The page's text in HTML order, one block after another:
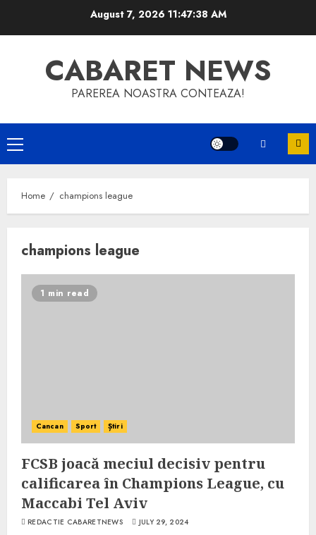
August 7, 2026 11:47:38 AM
CABARET NEWS
PAREREA NOASTRA CONTEAZA!
Primary
Menu
Home champions league
champions league
1 min read
Cancan Sport Știri
FCSB joacă meciul decisiv pentru
calificarea în Champions League, cu
Maccabi Tel Aviv
REDACTIE CABARETNEWS JULY 29, 2024